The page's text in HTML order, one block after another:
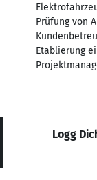
Prüfung von
Etablierung
Logg